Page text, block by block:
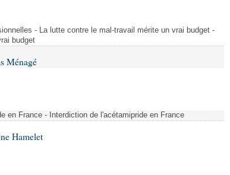
- La lutte contre le mal-travail mérite un vrai budget -
budget
Ménagé
en France - Interdiction de l'acétamipride en France
Hamelet